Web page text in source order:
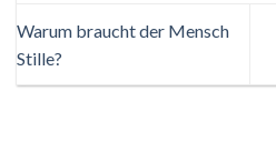
Warum braucht der Mensch
Stille?